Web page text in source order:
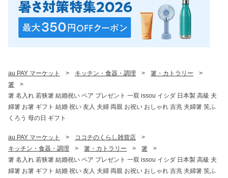
au PAY マーケット > キッチン・食器・調理 > 箸・カトラリー
>
箸
>
箸 名入れ 若狭箸 結婚祝い ペア プレゼント 一双 issou イシダ 日本製 高級 夫
婦箸 お箸 ギフト 結婚 祝い 友人 夫婦 両親 お祝い おしゃれ 吉兆 夫婦箸 笑ふ
くろう 母の日 ギフト
au PAY マーケット > ココチのくらし雑貨店
>
キッチン・食器・調理
> 箸・カトラリー > 箸
>
箸 名入れ 若狭箸 結婚祝い ペア プレゼント 一双 issou イシダ 日本製 高級 夫
婦箸 お箸 ギフト 結婚 祝い 友人 夫婦 両親 お祝い おしゃれ 吉兆 夫婦箸 笑ふ